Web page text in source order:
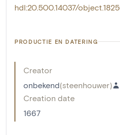
hdl:20.500.14037/object.1825
PRODUCTIE EN DATERING
Creator
onbekend(steenhouwer)
Creation date
1667